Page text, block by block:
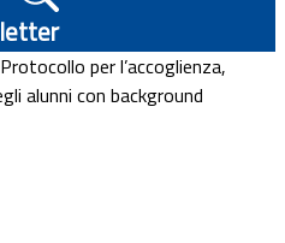
Protocollo per l’accoglienza,
alunni con background